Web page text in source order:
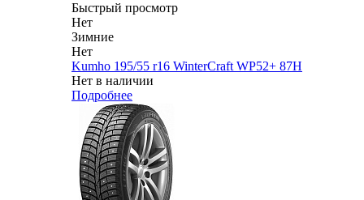
Быстрый просмотр
Нет
Зимние
Нет
Kumho 195/55 r16 WinterCraft WP52+ 87H
Нет в наличии
Подробнее